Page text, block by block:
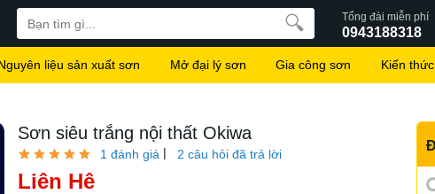
Tổng đài miễn phí
0943188318
liệu sản xuất sơn Mở đại lý sơn Gia công sơn Kiến
Sơn siêu trắng nội thất Okiwa
1 đánh giá | 2 câu hỏi đã trả lời
Liên Hệ